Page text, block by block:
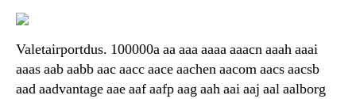
Valetairportdus. 100000a aa aaa aaaa aaacn aaah aaai
aaas aab aabb aac aacc aace aachen aacom aacs aacsb
aad aadvantage aae aaf aafp aag aah aai aaj aal aalborg